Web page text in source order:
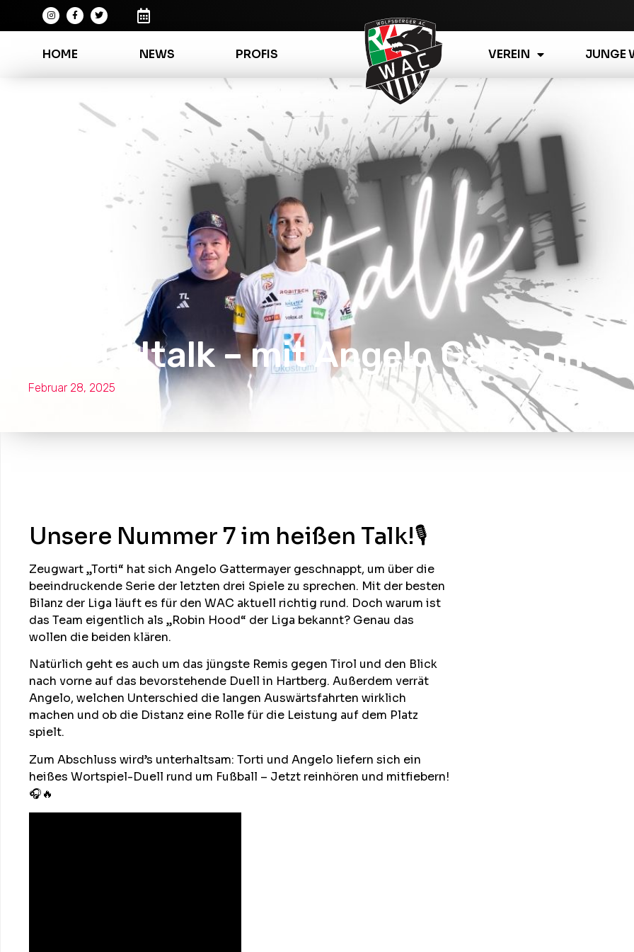
HOME NEWS PROFIS VEREIN JUNGE
MATCHtalk – mit Angelo
Februar 28, 2025
Unsere Nummer 7 im heißen Talk!🎙
Zeugwart „Torti“ hat sich Angelo Gattermayer geschnappt, um über die
beeindruckende Serie der letzten drei Spiele zu sprechen. Mit der besten
Bilanz der Liga läuft es für den WAC aktuell richtig rund. Doch warum ist
das Team eigentlich als „Robin Hood“ der Liga bekannt? Genau das
wollen die beiden klären.
Natürlich geht es auch um das jüngste Remis gegen Tirol und den Blick
nach vorne auf das bevorstehende Duell in Hartberg. Außerdem verrät
Angelo, welchen Unterschied die langen Auswärtsfahrten wirklich
machen und ob die Distanz eine Rolle für die Leistung auf dem Platz
spielt.
Zum Abschluss wird’s unterhaltsam: Torti und Angelo liefern sich ein
heißes Wortspiel-Duell rund um Fußball – Jetzt reinhören und mitfiebern!
🎧🔥